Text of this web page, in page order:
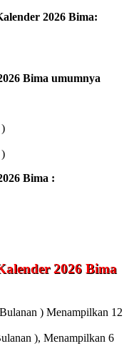
2026 Bima:
Bima umumnya
Bima :
2026 Bima
) Menampilkan 12
), Menampilkan 6